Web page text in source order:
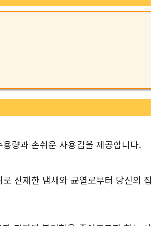
량과 손쉬운 사용감을 제공합니다.
산재한 냄새와 균열로부터 당신의